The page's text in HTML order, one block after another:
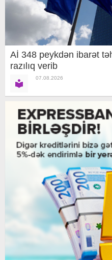
Aİ 348 peykdən ibarət
razılıq verib
07.08.2026